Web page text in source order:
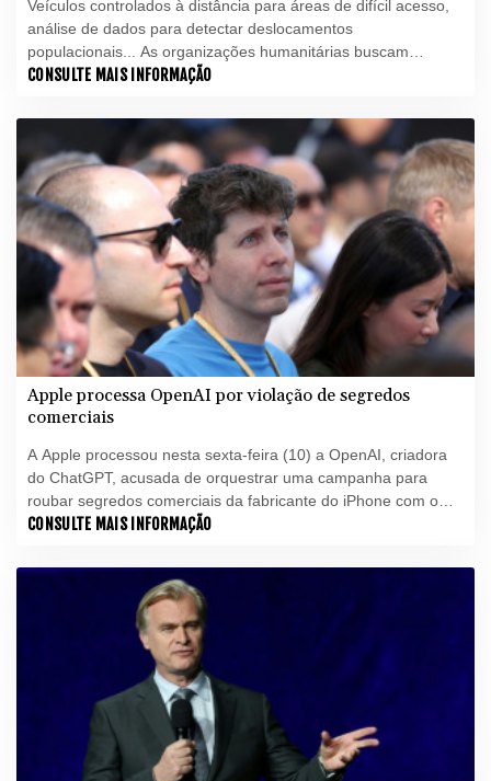
Veículos controlados à distância para áreas de difícil acesso,
análise de dados para detectar deslocamentos
populacionais... As organizações humanitárias buscam
aproveitar o potencial da inteligência artificial (IA) para otimizar
CONSULTE MAIS INFORMAÇÃO
Apple processa OpenAI por violação de segredos
comerciais
A Apple processou nesta sexta-feira (10) a OpenAI, criadora
do ChatGPT, acusada de orquestrar uma campanha para
roubar segredos comerciais da fabricante do iPhone com o
objetivo de desenvolver seu próprio dispositivo de hardware
CONSULTE MAIS INFORMAÇÃO